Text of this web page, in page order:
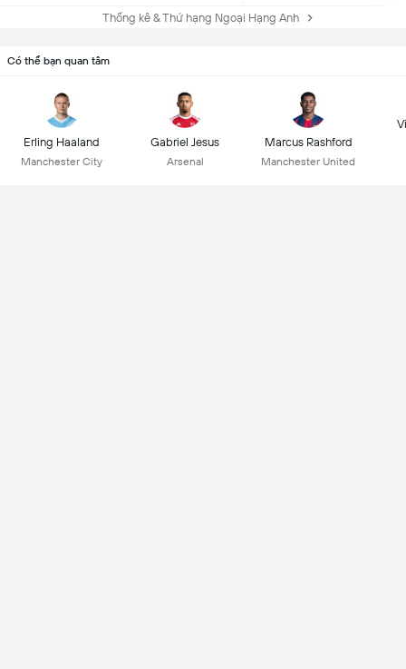
Thống kê & Thứ hạng Ngoại Hạng Anh
Có thể bạn quan tâm
Erling Haaland
Manchester City
Gabriel Jesus
Arsenal
Marcus Rashford
Manchester United